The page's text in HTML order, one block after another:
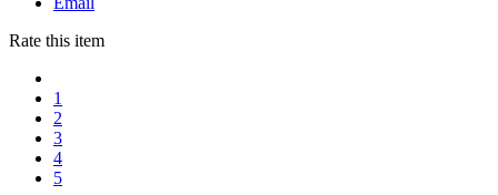
Rate this item
1
2
3
4
5